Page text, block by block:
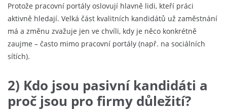
Protože pracovní portály oslovují hlavně lidi, kteří práci
aktivně hledají. Velká část kvalitních kandidátů už zaměstnání
má a změnu zvažuje jen ve chvíli, kdy je něco konkrétně
zaujme – často mimo pracovní portály (např. na sociálních
sítích).
2) Kdo jsou pasivní kandidáti a
proč jsou pro firmy důležití?